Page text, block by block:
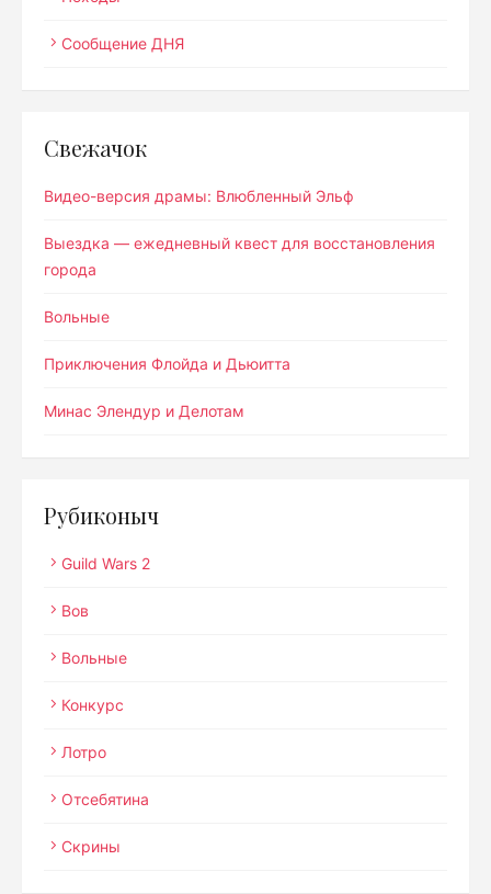
Сообщение ДНЯ
Свежачок
Видео-версия драмы: Влюбленный Эльф
Выездка — ежедневный квест для восстановления
города
Вольные
Приключения Флойда и Дьюитта
Минас Элендур и Делотам
Рубиконыч
Guild Wars 2
Вов
Вольные
Конкурс
Лотро
Отсебятина
Скрины